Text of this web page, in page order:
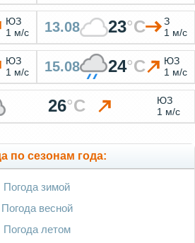
ЮЗ
1 м/с
13.08 23°C
З
1 м/с
ЮЗ
1 м/с
15.08 24°C
ЮЗ
1 м/с
26°C
ЮЗ
1 м/с
по сезонам года:
Погода зимой
Погода весной
Погода летом